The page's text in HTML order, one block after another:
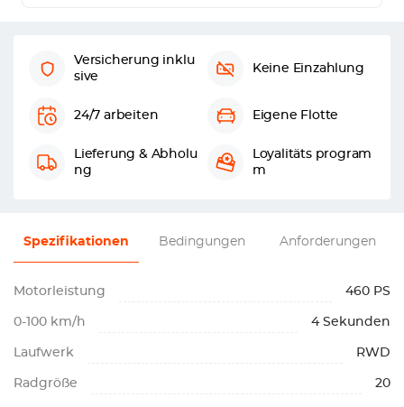
Versicherung inklu
sive
Keine Einzahlung
24/7 arbeiten Eigene Flotte
Lieferung & Abholu
ng
Loyalitäts program
m
Spezifikationen Bedingungen Anforderungen
Motorleistung 460 PS
0-100 km/h 4 Sekunden
Laufwerk RWD
Radgröße 20